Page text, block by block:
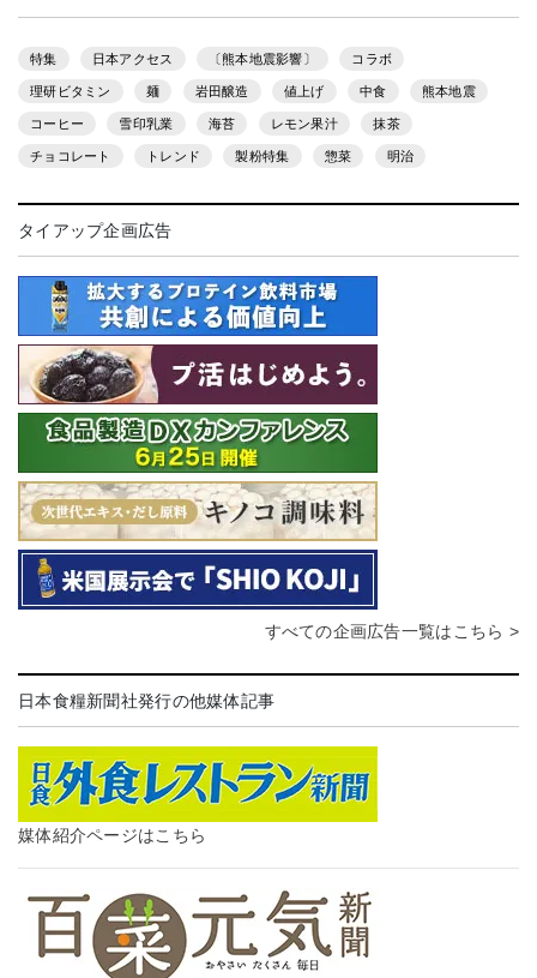
特集 日本アクセス 〔熊本地震影響〕 コラボ
理研ビタミン 麺 岩田醸造 値上げ 中食 熊本地震
コーヒー 雪印乳業 海苔 レモン果汁 抹茶
チョコレート トレンド 製粉特集 惣菜 明治
タイアップ企画広告
すべての企画広告一覧はこちら >
日本食糧新聞社発行の他媒体記事
媒体紹介ページはこちら